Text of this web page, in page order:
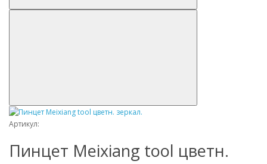
Артикул:
Пинцет Meixiang tool цветн.